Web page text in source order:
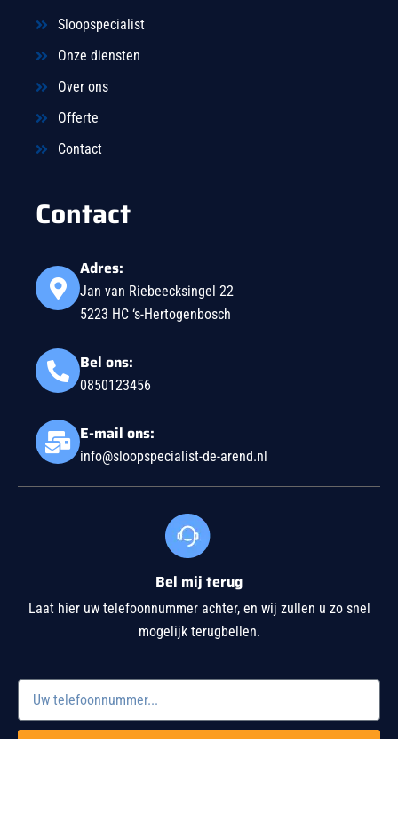
Sloopspecialist
Onze diensten
Over ons
Offerte
Contact
Contact
Adres:
Jan van Riebeecksingel 22
5223 HC ‘s-Hertogenbosch
Bel ons:
0850123456
E-mail ons:
info@sloopspecialist-de-arend.nl
Bel mij terug
Laat hier uw telefoonnummer achter, en wij zullen u zo snel
mogelijk terugbellen.